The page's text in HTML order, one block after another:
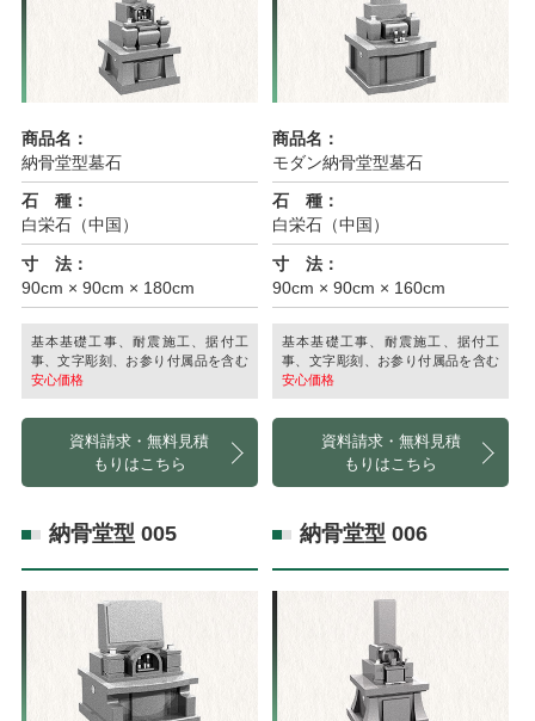
商品名：
納骨堂型墓石
石 種：
白栄石（中国）
寸 法：
90cm × 90cm × 180cm
基本基礎工事、耐震施工、据付工
事、文字彫刻、お参り付属品を含む
安心価格
資料請求・無料見積
もりはこちら
商品名：
モダン納骨堂型墓石
石 種：
白栄石（中国）
寸 法：
90cm × 90cm × 160cm
基本基礎工事、耐震施工、据付工
事、文字彫刻、お参り付属品を含む
安心価格
資料請求・無料見積
もりはこちら
納骨堂型 005 納骨堂型 006